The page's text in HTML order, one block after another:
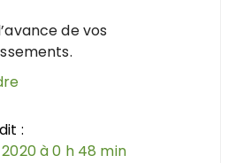
de vos
dit :
à 0 h 48 min